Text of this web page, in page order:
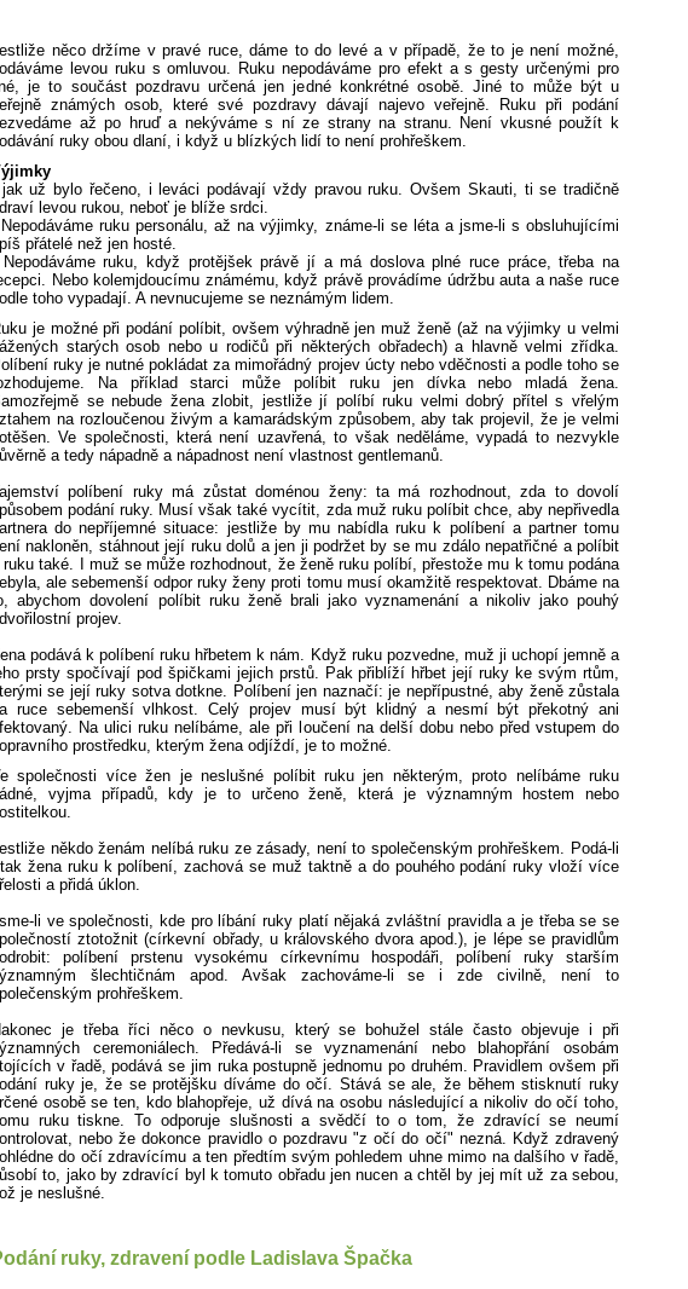
něco držíme v pravé ruce, dáme to do levé a v případě, že to je není možné,
levou ruku s omluvou. Ruku nepodáváme pro efekt a s gesty určenými pro
je to součást pozdravu určená jen jedné konkrétné osobě. Jiné to může být u
známých osob, které své pozdravy dávají najevo veřejně. Ruku při podání
až po hruď a nekýváme s ní ze strany na stranu. Není vkusné použít k
ruky obou dlaní, i když u blízkých lidí to není prohřeškem.
už bylo řečeno, i leváci podávají vždy pravou ruku. Ovšem Skauti, ti se tradičně
levou rukou, neboť je blíže srdci.
ruku personálu, až na výjimky, známe-li se léta a jsme-li s obsluhujícími
přátelé než jen hosté.
ruku, když protějšek právě jí a má doslova plné ruce práce, třeba na
Nebo kolemjdoucímu známému, když právě provádíme údržbu auta a naše ruce
toho vypadají. A nevnucujeme se neznámým lidem.
je možné při podání políbit, ovšem výhradně jen muž ženě (až na výjimky u velmi
starých osob nebo u rodičů při některých obřadech) a hlavně velmi zřídka.
ruky je nutné pokládat za mimořádný projev úcty nebo vděčnosti a podle toho se
Na příklad starci může políbit ruku jen dívka nebo mladá žena.
se nebude žena zlobit, jestliže jí políbí ruku velmi dobrý přítel s vřelým
na rozloučenou živým a kamarádským způsobem, aby tak projevil, že je velmi
Ve společnosti, která není uzavřená, to však neděláme, vypadá to nezvykle
a tedy nápadně a nápadnost není vlastnost gentlemanů.
políbení ruky má zůstat doménou ženy: ta má rozhodnout, zda to dovolí
podání ruky. Musí však také vycítit, zda muž ruku políbit chce, aby nepřivedla
do nepříjemné situace: jestliže by mu nabídla ruku k políbení a partner tomu
nakloněn, stáhnout její ruku dolů a jen ji podržet by se mu zdálo nepatřičné a políbit
také. I muž se může rozhodnout, že ženě ruku políbí, přestože mu k tomu podána
ale sebemenší odpor ruky ženy proti tomu musí okamžitě respektovat. Dbáme na
abychom dovolení políbit ruku ženě brali jako vyznamenání a nikoliv jako pouhý
projev.
podává k políbení ruku hřbetem k nám. Když ruku pozvedne, muž ji uchopí jemně a
prsty spočívají pod špičkami jejich prstů. Pak přiblíží hřbet její ruky ke svým rtům,
se její ruky sotva dotkne. Políbení jen naznačí: je nepřípustné, aby ženě zůstala
ruce sebemenší vlhkost. Celý projev musí být klidný a nesmí být překotný ani
Na ulici ruku nelíbáme, ale při loučení na delší dobu nebo před vstupem do
prostředku, kterým žena odjíždí, je to možné.
společnosti více žen je neslušné políbit ruku jen některým, proto nelíbáme ruku
vyjma případů, kdy je to určeno ženě, která je významným hostem nebo
někdo ženám nelíbá ruku ze zásady, není to společenským prohřeškem. Podá-li
žena ruku k políbení, zachová se muž taktně a do pouhého podání ruky vloží více
a přidá úklon.
li ve společnosti, kde pro líbání ruky platí nějaká zvláštní pravidla a je třeba se se
ztotožnit (církevní obřady, u královského dvora apod.), je lépe se pravidlům
políbení prstenu vysokému církevnímu hospodáři, políbení ruky starším
šlechtičnám apod. Avšak zachováme-li se i zde civilně, není to
prohřeškem.
je třeba říci něco o nevkusu, který se bohužel stále často objevuje i při
ceremoniálech. Předává-li se vyznamenání nebo blahopřání osobám
v řadě, podává se jim ruka postupně jednomu po druhém. Pravidlem ovšem při
ruky je, že se protějšku díváme do očí. Stává se ale, že během stisknutí ruky
osobě se ten, kdo blahopřeje, už dívá na osobu následující a nikoliv do očí toho,
ruku tiskne. To odporuje slušnosti a svědčí to o tom, že zdravící se neumí
nebo že dokonce pravidlo o pozdravu "z očí do očí" nezná. Když zdravený
do očí zdravícímu a ten předtím svým pohledem uhne mimo na dalšího v řadě,
to, jako by zdravící byl k tomuto obřadu jen nucen a chtěl by jej mít už za sebou,
je neslušné.
ruky, zdravení podle Ladislava Špačka